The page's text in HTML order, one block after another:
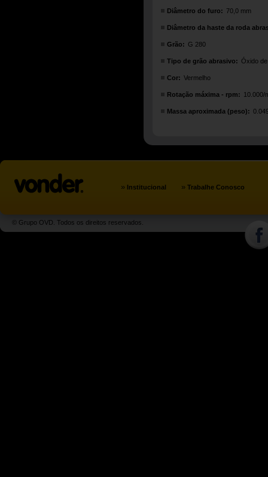
Diâmetro do furo: 70,0 mm
Diâmetro da haste da roda
Grão: G 280
Tipo de grão abrasivo: Óxido
Cor: Vermelho
Rotação máxima - rpm: 10.000/
Massa aproximada (peso):
» Institucional » Trabalhe Conosco
© Grupo OVD. Todos os direitos reservados.